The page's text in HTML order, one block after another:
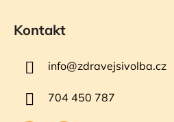
Kontakt
info@zdravejsivolba.cz
704 450 787